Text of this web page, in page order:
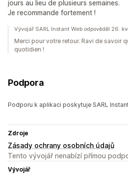
jours au lieu de plusieurs semaines.
Je recommande fortement !
Vývojář SARL Instant Web odpověděl 26.
Merci pour votre retour. Ravi de savoir
quotidien !
Podpora
Podporu k aplikaci poskytuje SARL
Zdroje
Zásady ochrany osobních údajů
Tento vývojář nenabízí přímou
Vývojář